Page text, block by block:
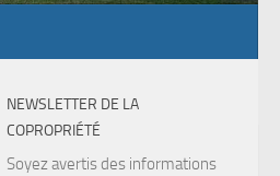
NEWSLETTER DE LA
COPROPRIÉTÉ
Soyez avertis des informations